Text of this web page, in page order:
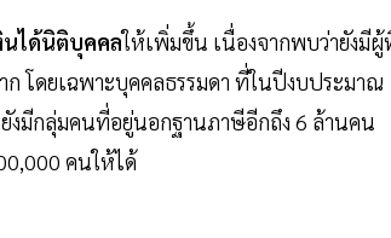
นได้นิติบุคคลให้เพิ่มขึ้น เนื่องจากพบว่ายังมี
ก โดยเฉพาะบุคคลธรรมดา ที่ในปีงบประมาณ
งมีกลุ่มคนที่อยู่นอกฐานภาษีอีกถึง 6 ล้านคน
คนให้ได้